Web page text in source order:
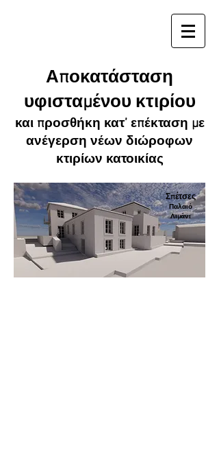
Αποκατάσταση
υφισταμένου κτιρίου
και προσθήκη κατ’ επέκταση με
ανέγερση νέων διώροφων
κτιρίων κατοικίας
Σπέτσες
Παλαιό
Λιμάνι